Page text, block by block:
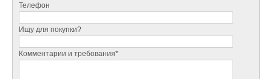
Телефон
Ищу для покупки?
Комментарии и требования*